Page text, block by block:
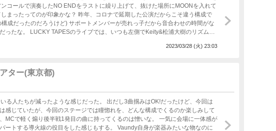
コールで演奏したNO ENDをラストに繰り上げて、抜けた場所にMOONを入れて
まったってのが印象かな？ 昨年、コロナで延期した公演だからこそ違う構成で
成だったのだろうけど) サポートメンバーが売れっ子だから音合わせの時間がな
松浦大樹のリズム隊
れて全く見えなかった。 因みに小西遼のSAXも高橋海に隠れてしまうわ、宮川
とかでまた公演してくれないかな？ 10曲に毛が生えた曲数じゃ物足りな
2023/03/28 (火) 23:03
ター(東京都)
る人たちが減ったような感じだった。 出だし3曲掴みはOK!だったけど、今回は
感じていたが、今回のステージでは瞳惚れを、どんな構成でくるのか楽しみして
MCで軽く煽り後半戦1発目の曲に持ってくるのは憎いな。 一気に会場に一体感が
役目をした感じもする。 Vaundy自身が楽器みたいな物なのに